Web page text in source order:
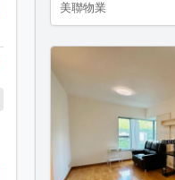
美聯物業